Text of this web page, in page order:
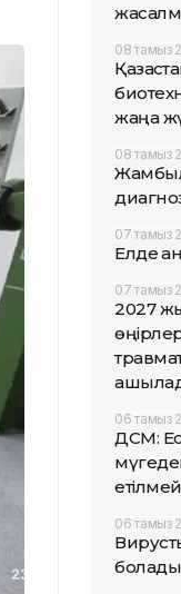
08 тамыз
жаңа
08 тамыз
07 тамыз
Елде
07 тамыз
2027
06 тамыз
ДСМ:
06 тамыз
болады